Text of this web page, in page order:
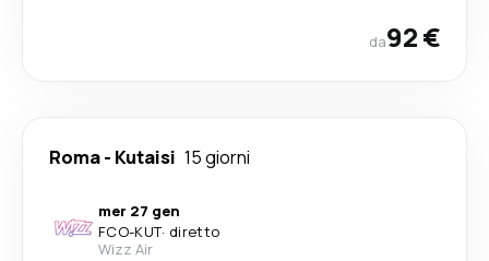
da92 €
Roma- Kutaisi 15 giorni
mer 27 gen
FCO-KUT· diretto
Wizz Air